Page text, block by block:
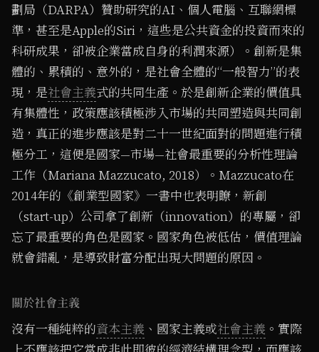
劃局（DARPA）贊助研究的AI、個人電腦、互聯網標
準，甚至是Apple的Siri，這些是公共資金的投資而來的
科研成果，卻被企業當成自身的利潤來源）。創新是集
體的、累積的、意外的，是社會全體的“一般智力”的表
現，是社會主義式的共同生產。於是創新企業的價值具
有集體性，政策應該積極涉入市場的共同塑造與共同創
造，真正的進步應該是對二十一世紀面對的問題進行積
極分工，這便是國家—市場—社會最重要的分析性理論
工作（Mariana Mazzucato, 2018）。Mazzucato在
2014年的《創業型國家》一書中也表明瞭，新創
（start-up）公司拿了創新（innovation）的專屬，卻
忘了最重要的角色是國家。國家角色被低估，價值理論
就會錯亂，是導致財富分配出現大問題的原因。
關於社會主義
沒有一種純粹的資本主義 、國家主義或社會主義 。實際